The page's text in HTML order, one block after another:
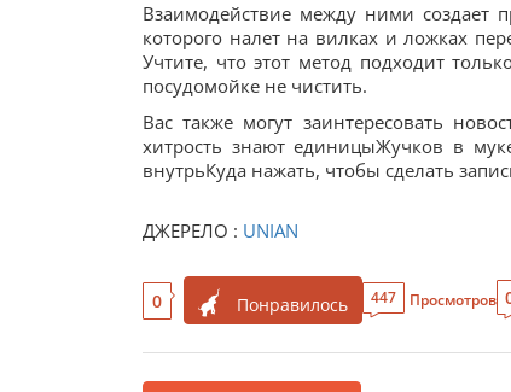
Взаимодействие между ними создает
которого налет на вилках и ложках
Учтите, что этот метод подходит
посудомойке не чистить.
Вас также могут заинтересовать
хитрость знают единицыЖучков в
внутрьКуда нажать, чтобы сделать
ДЖЕРЕЛО : UNIAN
0 Понравилось 447 Просмотров